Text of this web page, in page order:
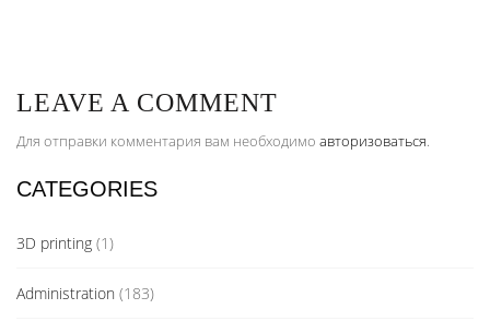
LEAVE A COMMENT
Для отправки комментария вам необходимо авторизоваться.
CATEGORIES
3D printing (1)
Administration (183)